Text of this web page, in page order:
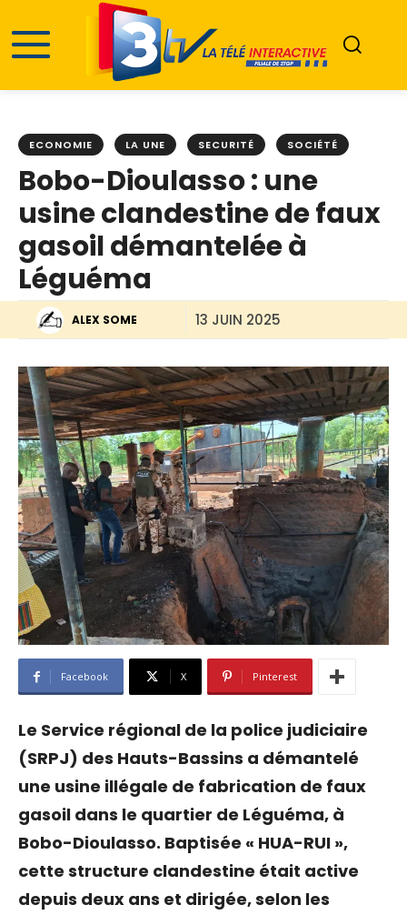
ECONOMIE LA UNE SECURITÉ SOCIÉTÉ
Bobo-Dioulasso : une
usine clandestine de faux
gasoil démantelée à
Léguéma
ALEX SOME 13 JUIN 2025
Facebook X Pinterest
Le Service régional de la police judiciaire
(SRPJ) des Hauts-Bassins a démantelé
une usine illégale de fabrication de faux
gasoil dans le quartier de Léguéma, à
Bobo-Dioulasso. Baptisée « HUA-RUI »,
cette structure clandestine était active
depuis deux ans et dirigée, selon les